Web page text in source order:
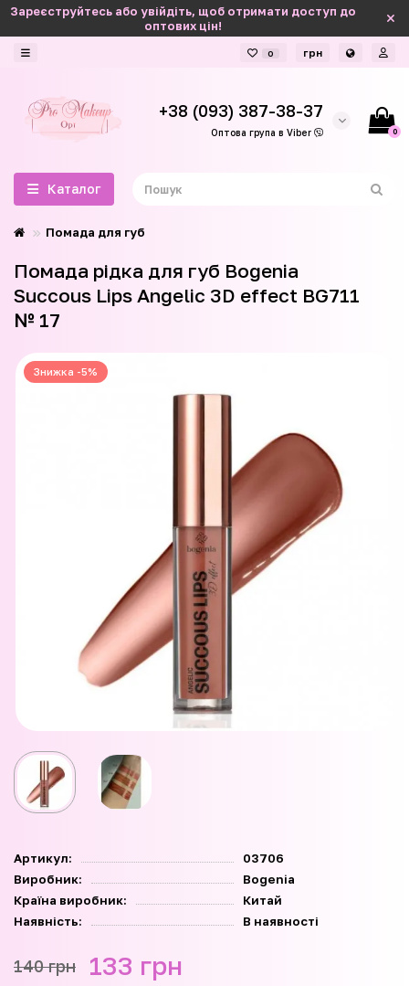
Зареєструйтесь або увійдіть, щоб отримати доступ до
оптових цін!
0 грн
+38 (093) 387-38-37
Оптова група в Viber 0
Каталог
Помада для губ
Помада рідка для губ Bogenia
Succous Lips Angelic 3D effect BG711
№ 17
Знижка -5%
Артикул:
03706
Виробник:
Bogenia
Країна виробник:
Китай
Наявність:
В наявності
140 грн 133 грн